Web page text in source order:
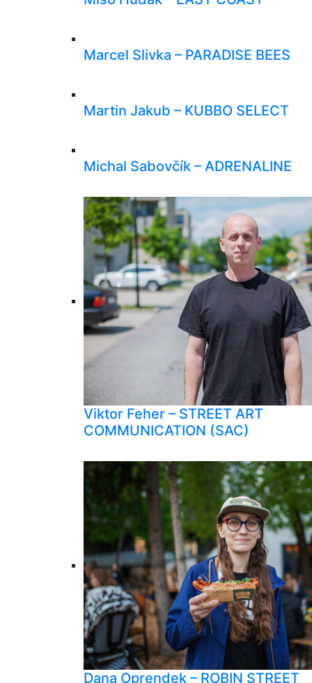
Marcel Slivka – PARADISE BEES
Martin Jakub – KUBBO SELECT
Michal Sabovčík – ADRENALINE
Viktor Feher – STREET ART
COMMUNICATION (SAC)
Dana Oprendek – ROBIN STREET